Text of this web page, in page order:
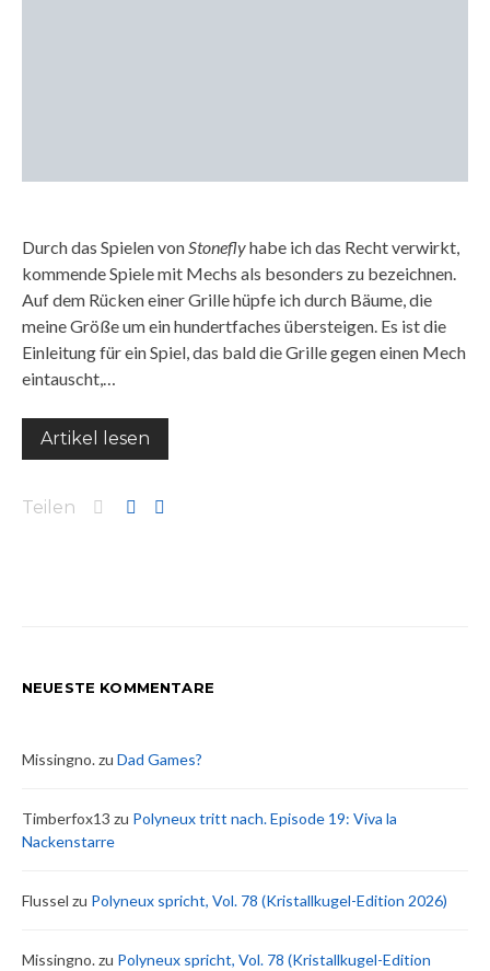
Durch das Spielen von Stoneflyhabe ich das Recht verwirkt,
kommende Spiele mit Mechs als besonders zu bezeichnen.
Auf dem Rücken einer Grille hüpfe ich durch Bäume, die
meine Größe um ein hundertfaches übersteigen. Es ist die
Einleitung für ein Spiel, das bald die Grille gegen einen Mech
eintauscht,…
Artikel lesen
Teilen
NEUESTE KOMMENTARE
Missingno.zu Dad Games?
Timberfox13 zu Polyneux tritt nach. Episode 19: Viva la
Nackenstarre
Flussel zu Polyneux spricht, Vol. 78 (Kristallkugel-Edition 2026)
Missingno.zu Polyneux spricht, Vol. 78 (Kristallkugel-Edition